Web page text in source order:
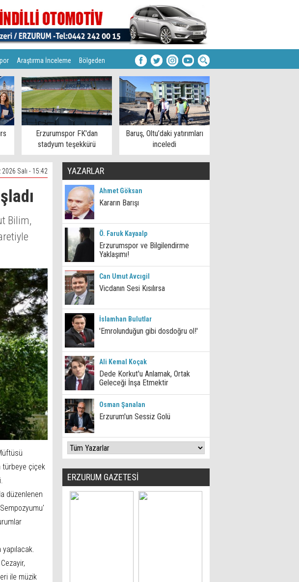
Araştırma İnceleme Bölgeden
Erzurumspor FK'dan
stadyum teşekkürü
Baruş, Oltu’daki yatırımları
inceledi
Salı - 15:42
Bilim,
türbeye çiçek
düzenlenen
ile müzik
YAZARLAR
Ahmet Göksan
Kararın Barışı
Ö. Faruk Kayaalp
Erzurumspor ve Bilgilendirme
Yaklaşımı!
Can Umut Avcıgil
Vicdanın Sesi Kısılırsa
İslamhan Bulutlar
'Emrolunduğun gibi dosdoğru ol!'
Ali Kemal Koçak
Dede Korkut'u Anlamak, Ortak
Geleceği İnşa Etmektir
Osman Şanalan
Erzurum'un Sessiz Golü
ERZURUM GAZETESİ